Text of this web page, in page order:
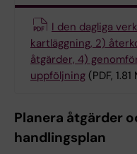
I den dagliga
kartläggning, 2)
åtgärder, 4)
uppföljning (PDF, 1.81
Planera åtgärder
handlingsplan